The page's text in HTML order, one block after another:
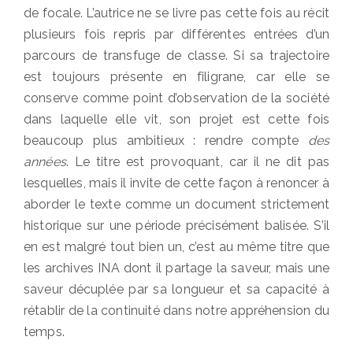
de focale. L’autrice ne se livre pas cette fois au récit
plusieurs fois repris par différentes entrées d’un
parcours de transfuge de classe. Si sa trajectoire
est toujours présente en filigrane, car elle se
conserve comme point d’observation de la société
dans laquelle elle vit, son projet est cette fois
beaucoup plus ambitieux : rendre compte des
années. Le titre est provoquant, car il ne dit pas
lesquelles, mais il invite de cette façon à renoncer à
aborder le texte comme un document strictement
historique sur une période précisément balisée. S’il
en est malgré tout bien un, c’est au même titre que
les archives INA dont il partage la saveur, mais une
saveur décuplée par sa longueur et sa capacité à
rétablir de la continuité dans notre appréhension du
temps.